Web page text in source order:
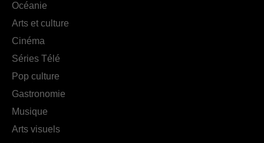
Océanie
Arts et culture
Cinéma
Séries Télé
Pop culture
Gastronomie
Musique
Arts visuels